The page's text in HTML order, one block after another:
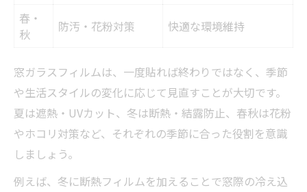
春・
秋
防汚・花粉対策 快適な環境維持
窓ガラスフィルムは、一度貼れば終わりではなく、季節
や生活スタイルの変化に応じて見直すことが大切です。
夏は遮熱・UVカット、冬は断熱・結露防止、春秋は花粉
やホコリ対策など、それぞれの季節に合った役割を意識
しましょう。
例えば、冬に断熱フィルムを加えることで窓際の冷え込